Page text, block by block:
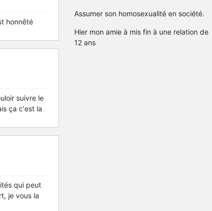
honnêté
suivre le
ça c'est la
qui peut
je vous la
Assumer son homosexualité en société.
Hier mon amie à mis fin à une relation de
12 ans